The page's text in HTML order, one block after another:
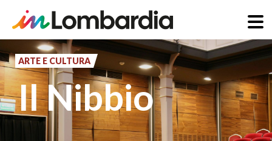
al
contenuto
principale
ARTE E CULTURA
Il Nibbio